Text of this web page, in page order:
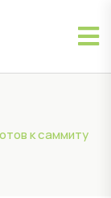
к саммиту